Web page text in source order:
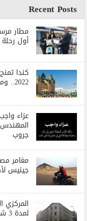
Recent Posts
مطار
أول
كندا
2022.. ومطلوب 1.5 مليون مهاجر حتى 2025
عزاء
المهندس
جروب
مغامر
جينيس
المركزي
لمدة 3 شهور وتعديلات علي التمويل العقاري